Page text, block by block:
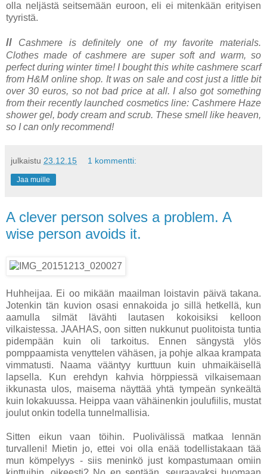
olla neljästä seitsemään euroon, eli ei mitenkään erityisen
tyyristä.
// Cashmere is definitely one of my favorite materials.
Clothes made of cashmere are super soft and warm, so
perfect during winter time! I bought this white cashmere scarf
from H&M online shop. It was on sale and cost just a little bit
over 30 euros, so not bad price at all. I also got something
from their recently launched cosmetics line: Cashmere Haze
shower gel, body cream and scrub. These smell like heaven,
so I can only recommend!
julkaistu 23.12.15 1 kommentti:
Jaa muille
A clever person solves a problem. A
wise person avoids it.
Huhheijaa. Ei oo mikään maailman loistavin päivä takana.
Jotenkin tän kuvion osasi ennakoida jo sillä hetkellä, kun
aamulla silmät lävähti lautasen kokoisiksi kelloon
vilkaistessa. JAAHAS, oon sitten nukkunut puolitoista tuntia
pidempään kuin oli tarkoitus. Ennen sängystä ylös
pomppaamista venyttelen vähäsen, ja pohje alkaa krampata
vimmatusti. Naama vääntyy kurttuun kuin uhmaikäisellä
lapsella. Kun erehdyn kahvia hörppiessä vilkaisemaan
ikkunasta ulos, maisema näyttää yhtä tympeän synkeältä
kuin lokakuussa. Heippa vaan vähäinenkin joulufiilis, mustat
joulut onkin todella tunnelmallisia.
Sitten eikun vaan töihin. Puolivälissä matkaa lennän
turvalleni! Mietin jo, ettei voi olla enää todellistakaan tää
mun kömpelyys - siis meninkö just kompastumaan omiin